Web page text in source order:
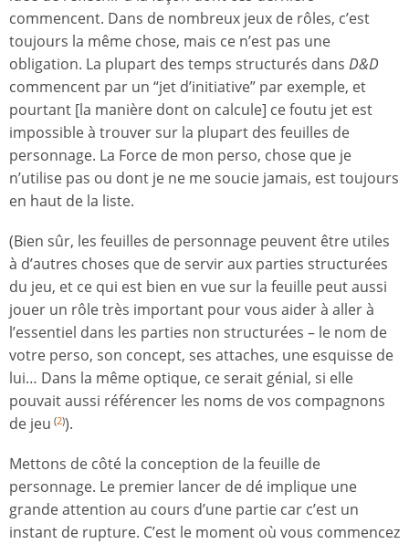
commencent. Dans de nombreux jeux de rôles, c’est
toujours la même chose, mais ce n’est pas une
obligation. La plupart des temps structurés dans D&D
commencent par un “jet d’initiative” par exemple, et
pourtant [la manière dont on calcule] ce foutu jet est
impossible à trouver sur la plupart des feuilles de
personnage. La Force de mon perso, chose que je
n’utilise pas ou dont je ne me soucie jamais, est toujours
en haut de la liste.
(Bien sûr, les feuilles de personnage peuvent être utiles
à d’autres choses que de servir aux parties structurées
du jeu, et ce qui est bien en vue sur la feuille peut aussi
jouer un rôle très important pour vous aider à aller à
l’essentiel dans les parties non structurées – le nom de
votre perso, son concept, ses attaches, une esquisse de
lui… Dans la même optique, ce serait génial, si elle
pouvait aussi référencer les noms de vos compagnons
de jeu (2)).
Mettons de côté la conception de la feuille de
personnage. Le premier lancer de dé implique une
grande attention au cours d’une partie car c’est un
instant de rupture. C’est le moment où vous commencez